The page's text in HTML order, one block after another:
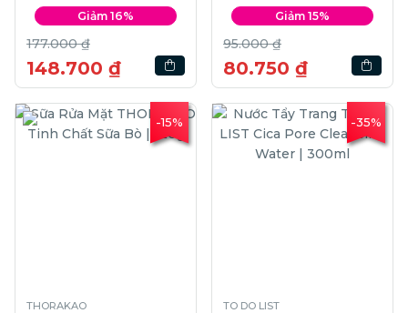
Giảm 16%
177.000 ₫
148.700 ₫
Giảm 15%
95.000 ₫
80.750 ₫
-15%
THORAKAO
-35%
TO DO LIST